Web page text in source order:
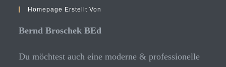
Homepage Erstellt Von
Bernd Broschek BEd
Du möchtest auch eine moderne & professionelle